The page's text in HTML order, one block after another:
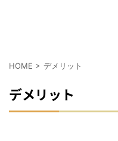
HOME > デメリット
デメリット